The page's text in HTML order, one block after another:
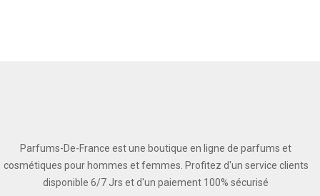
Parfums-De-France est une boutique en ligne de parfums et
cosmétiques pour hommes et femmes. Profitez d'un service clients
disponible 6/7 Jrs et d'un paiement 100% sécurisé